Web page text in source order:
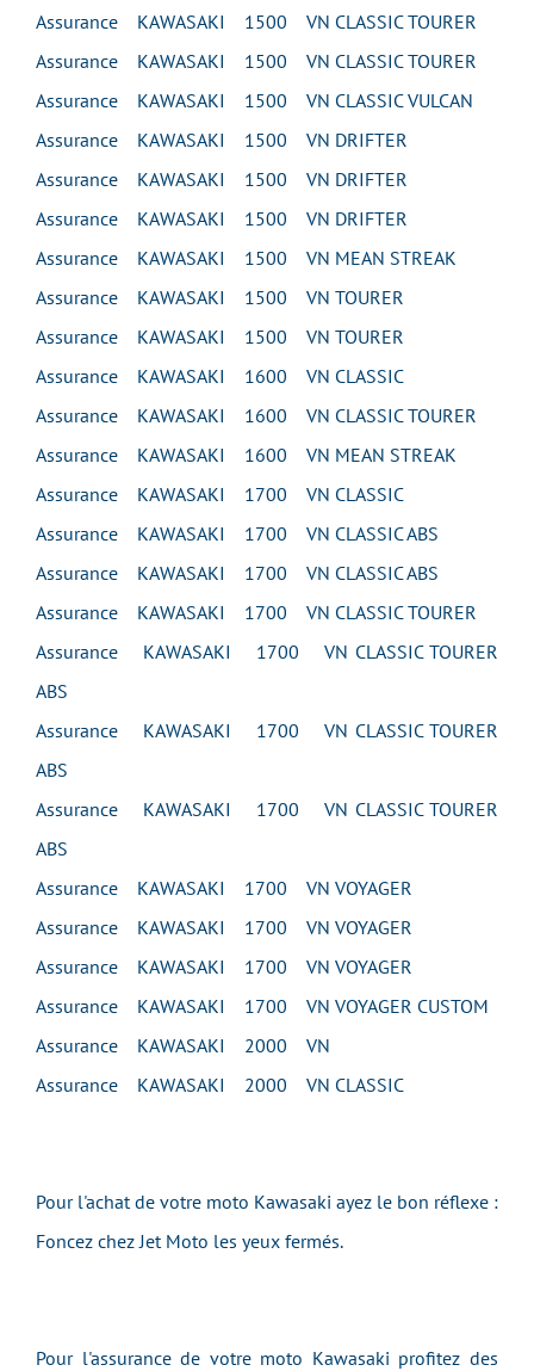
Assurance KAWASAKI 1500 VN CLASSIC TOURER
Assurance KAWASAKI 1500 VN CLASSIC TOURER
Assurance KAWASAKI 1500 VN CLASSIC VULCAN
Assurance KAWASAKI 1500 VN DRIFTER
Assurance KAWASAKI 1500 VN DRIFTER
Assurance KAWASAKI 1500 VN DRIFTER
Assurance KAWASAKI 1500 VN MEAN STREAK
Assurance KAWASAKI 1500 VN TOURER
Assurance KAWASAKI 1500 VN TOURER
Assurance KAWASAKI 1600 VN CLASSIC
Assurance KAWASAKI 1600 VN CLASSIC TOURER
Assurance KAWASAKI 1600 VN MEAN STREAK
Assurance KAWASAKI 1700 VN CLASSIC
Assurance KAWASAKI 1700 VN CLASSIC ABS
Assurance KAWASAKI 1700 VN CLASSIC ABS
Assurance KAWASAKI 1700 VN CLASSIC TOURER
Assurance KAWASAKI 1700 VN CLASSIC TOURER
ABS
Assurance KAWASAKI 1700 VN CLASSIC TOURER
ABS
Assurance KAWASAKI 1700 VN CLASSIC TOURER
ABS
Assurance KAWASAKI 1700 VN VOYAGER
Assurance KAWASAKI 1700 VN VOYAGER
Assurance KAWASAKI 1700 VN VOYAGER
Assurance KAWASAKI 1700 VN VOYAGER CUSTOM
Assurance KAWASAKI 2000 VN
Assurance KAWASAKI 2000 VN CLASSIC
Pour l'achat de votre moto Kawasaki ayez le bon réflexe :
Foncez chez Jet Moto les yeux fermés.
Pour l'assurance de votre moto Kawasaki profitez des